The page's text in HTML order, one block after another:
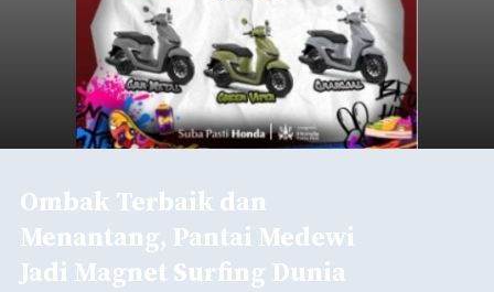
Ombak Terbaik dan
Menantang, Pantai Medewi
Jadi Magnet Surfing Dunia